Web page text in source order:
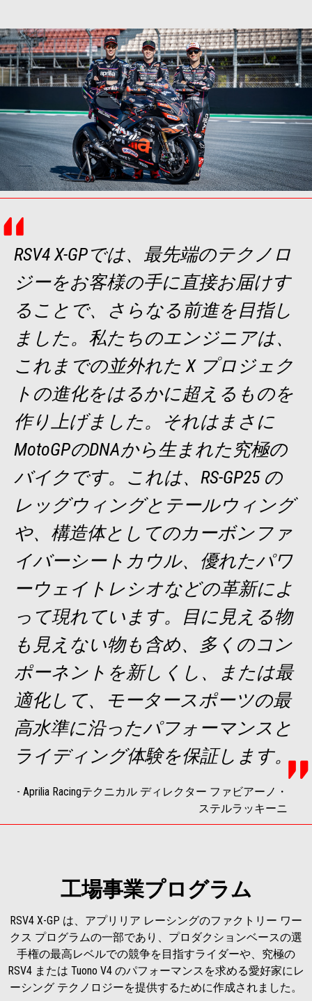
RSV4 X-GPでは、最先端のテクノロ
ジーをお客様の手に直接お届けす
ることで、さらなる前進を目指し
ました。私たちのエンジニアは、
これまでの並外れた X プロジェク
トの進化をはるかに超えるものを
作り上げました。それはまさに
MotoGPのDNAから生まれた究極の
バイクです。これは、RS-GP25 の
レッグウィングとテールウィング
や、構造体としてのカーボンファ
イバーシートカウル、優れたパワ
ーウェイトレシオなどの革新によ
って現れています。目に見える物
も見えない物も含め、多くのコン
ポーネントを新しくし、または最
適化して、モータースポーツの最
高水準に沿ったパフォーマンスと
ライディング体験を保証します。
- Aprilia Racingテクニカル ディレクター ファビアーノ・
ステルラッキーニ
工場事業プログラム
RSV4 X-GP は、アプリリア レーシングのファクトリー ワー
クス プログラムの一部であり、プロダクションベースの選
手権の最高レベルでの競争を目指すライダーや、究極の
RSV4 または Tuono V4 のパフォーマンスを求める愛好家にレ
ーシング テクノロジーを提供するために作成されました。